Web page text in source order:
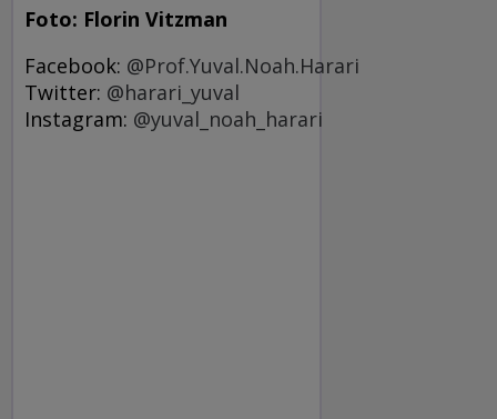
Foto: Florin Vitzman
Facebook: @Prof.Yuval.Noah.Harari
Twitter: @harari_yuval
Instagram: @yuval_noah_harari